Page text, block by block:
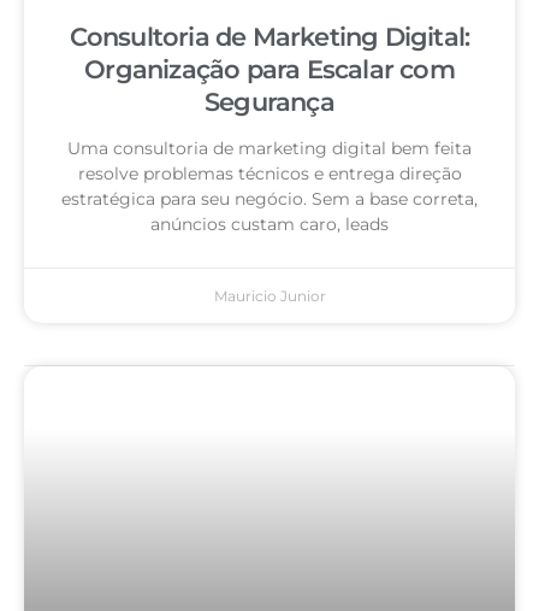
Consultoria de Marketing Digital:
Organização para Escalar com
Segurança
Uma consultoria de marketing digital bem feita
resolve problemas técnicos e entrega direção
estratégica para seu negócio. Sem a base correta,
anúncios custam caro, leads
Mauricio Junior